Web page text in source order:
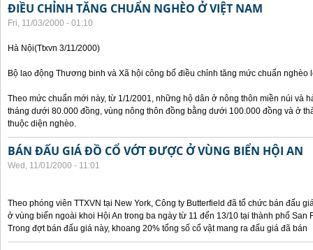
ĐIỀU CHỈNH TĂNG CHUẨN NGHÈO Ở VIỆT NAM
Fri, 11/03/2000 - 01:10
Hà Nội(Ttxvn 3/11/2000)
Bộ lao động Thương binh và Xã hội công bố điều chỉnh tăng mức chuẩn nghèo
Theo mức chuẩn mới này, từ 1/1/2001, những hộ dân ở nông thôn miền núi và
tháng dưới 80.000 đồng, vùng nông thôn đồng bằng dưới 100.000 đồng và ở
thuộc diện nghèo.
BÁN ĐẤU GIÁ ĐỒ CỔ VỚT ĐƯỢC Ở VÙNG BIỂN HỘI AN
Wed, 11/01/2000 - 11:01
Theo phóng viên TTXVN tại New York, Công ty Butterfield đã tổ chức bán đấu
ở vùng biển ngoài khoi Hội An trong ba ngày từ 11 đến 13/10 tại thành phố San
Trong đợt bán đấu giá này, khoang 20% tổng số cổ vật mang ra đấu giá đã bán